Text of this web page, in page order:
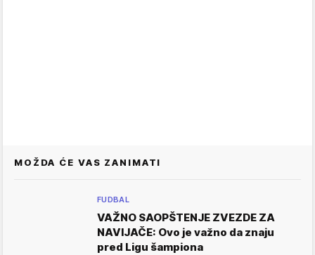
MOŽDA ĆE VAS ZANIMATI
FUDBAL
VAŽNO SAOPŠTENJE ZVEZDE ZA
NAVIJAČE: Ovo je važno da znaju
pred Ligu šampiona